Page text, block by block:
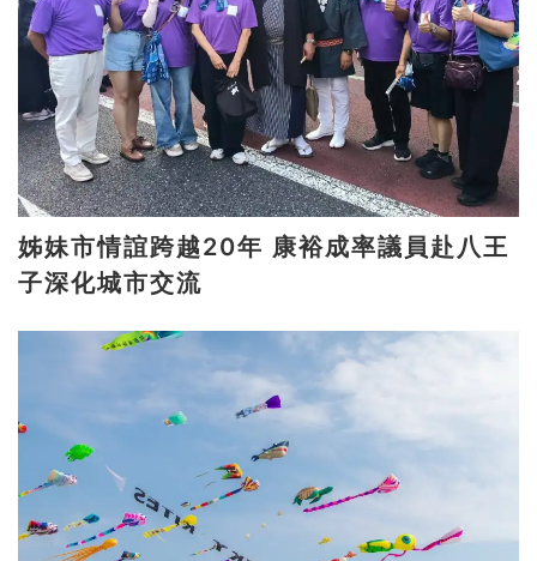
姊妹市情誼跨越20年 康裕成率議員赴八王
子深化城市交流